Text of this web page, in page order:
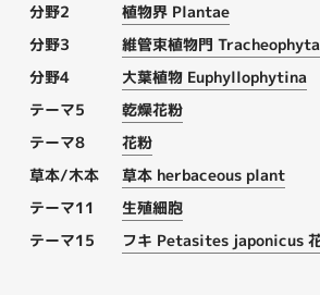
分野2
植物界 Plantae
分野3
維管束植物門 Tracheophyta
分野4
大葉植物 Euphyllophytina
テーマ5
乾燥花粉
テーマ8
花粉
草本/木本
草本 herbaceous plant
テーマ11
生殖細胞
テーマ15
フキ Petasites japonicus